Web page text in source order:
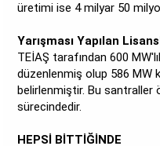
üretimi ise 4 milyar 50
Yarışması Yapılan
TEİAŞ tarafından 600
düzenlenmiş olup 586 MW
belirlenmiştir. Bu santraller
sürecindedir.
HEPSİ BİTTİĞİNDE